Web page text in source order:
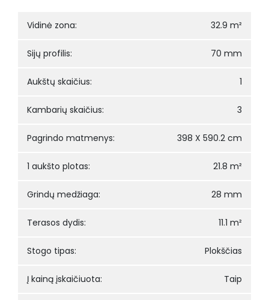
Vidinė zona: 32.9 m²
Sijų profilis: 70 mm
Aukštų skaičius: 1
Kambarių skaičius: 3
Pagrindo matmenys: 398 X 590.2 cm
1 aukšto plotas: 21.8 m²
Grindų medžiaga: 28 mm
Terasos dydis: 11.1 m²
Stogo tipas: Plokščias
Į kainą įskaičiuota: Taip